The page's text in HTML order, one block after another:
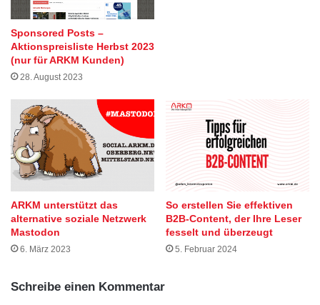
Sponsored Posts –
Aktionspreisliste Herbst 2023
(nur für ARKM Kunden)
28. August 2023
ARKM unterstützt das
alternative soziale Netzwerk
Mastodon
6. März 2023
So erstellen Sie effektiven
B2B-Content, der Ihre Leser
fesselt und überzeugt
5. Februar 2024
Schreibe einen Kommentar